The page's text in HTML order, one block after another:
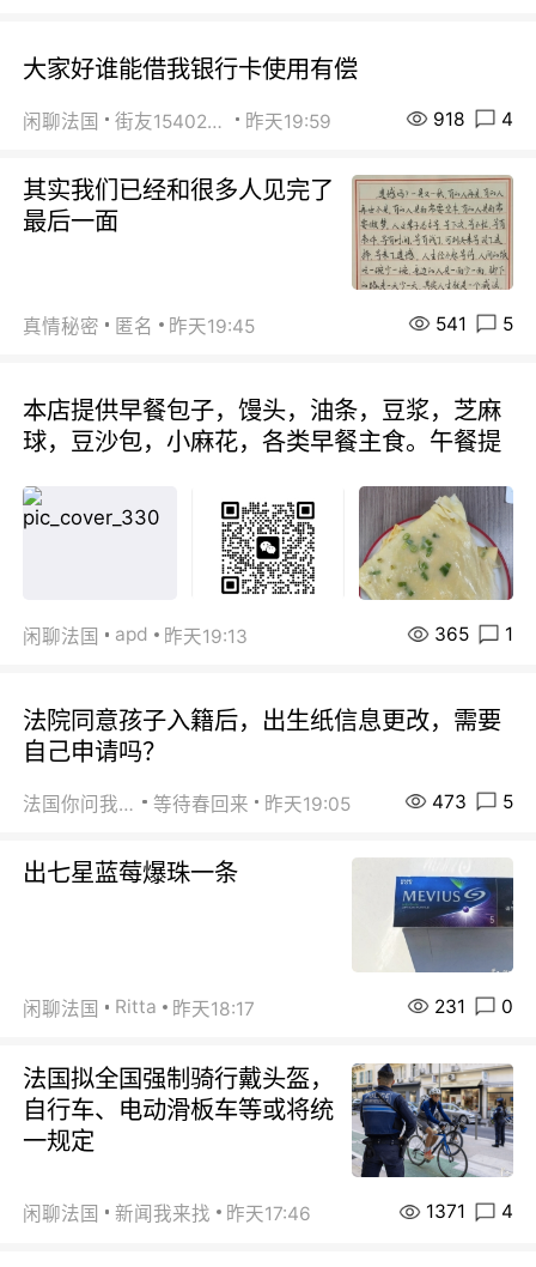
大家好谁能借我银行卡使用有偿
闲聊法国 街友15402223 昨天19:59 918 4
其实我们已经和很多人见完了
最后一面
真情秘密 匿名 昨天19:45 541 5
本店提供早餐包子，馒头，油条，豆浆，芝麻
球，豆沙包，小麻花，各类早餐主食。午餐提
闲聊法国 apd 昨天19:13 365 1
法院同意孩子入籍后，出生纸信息更改，需要
自己申请吗？
法国你问我答 等待春回来 昨天19:05 473 5
出七星蓝莓爆珠一条
闲聊法国 Ritta 昨天18:17 231 0
法国拟全国强制骑行戴头盔，
自行车、电动滑板车等或将统
一规定
闲聊法国 新闻我来找 昨天17:46 1371 4